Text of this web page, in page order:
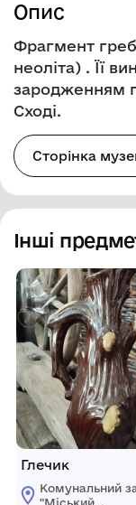
Опис
Фрагмент
неоліта) . Її
зародженням
Сході.
Сторінка
Інші
Глечик
Комунальний